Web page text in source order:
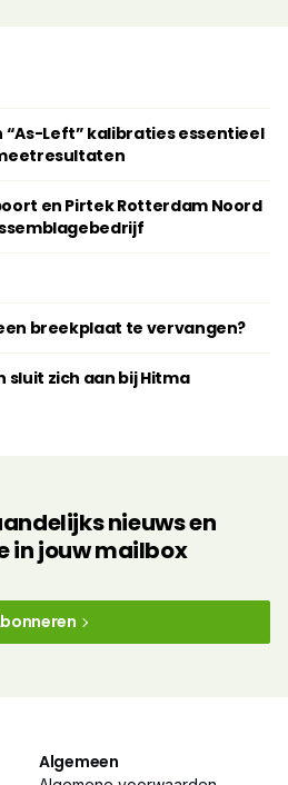
“As-Left” kalibraties essentieel
en Pirtek Rotterdam Noord
breekplaat te vervangen?
zich aan bij Hitma
nieuws en
in jouw mailbox
Algemeen